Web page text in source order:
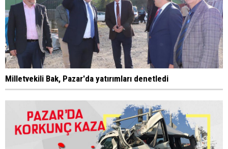
Milletvekili Bak, Pazar'da yatırımları denetledi